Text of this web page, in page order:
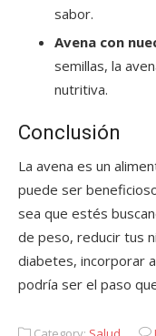
sabor.
Avena con
semillas, la
nutritiva.
Conclusión
La avena es un
puede ser
sea que estés
de peso, reducir tus
diabetes, incorporar
podría ser el paso